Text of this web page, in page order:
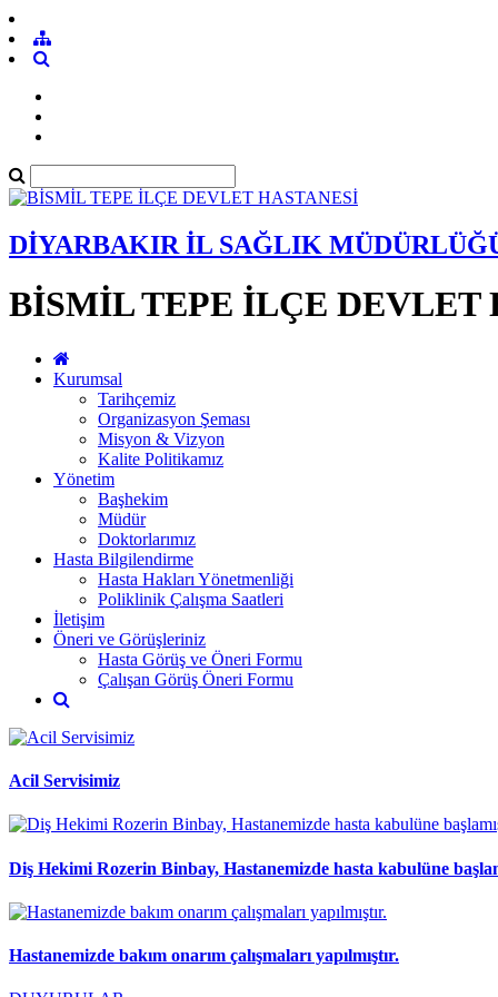
DİYARBAKIR İL SAĞLIK
BİSMİL TEPE İLÇE DEVLET
Kurumsal
Tarihçemiz
Organizasyon Şeması
Misyon & Vizyon
Kalite Politikamız
Yönetim
Başhekim
Müdür
Doktorlarımız
Hasta Bilgilendirme
Hasta Hakları Yönetmenliği
Poliklinik Çalışma Saatleri
İletişim
Öneri ve Görüşleriniz
Hasta Görüş ve Öneri Formu
Çalışan Görüş Öneri Formu
Acil Servisimiz
Diş Hekimi Rozerin Binbay, Hastanemizde hasta kabulüne
Hastanemizde bakım onarım çalışmaları yapılmıştır.